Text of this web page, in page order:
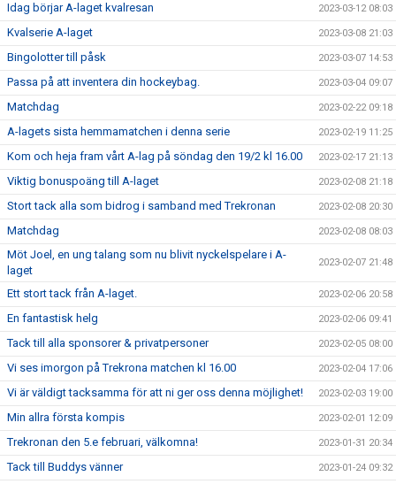
Idag börjar A-laget kvalresan 2023-03-12 08:03
Kvalserie A-laget 2023-03-08 21:03
Bingolotter till påsk 2023-03-07 14:53
Passa på att inventera din hockeybag. 2023-03-04 09:07
Matchdag 2023-02-22 09:18
A-lagets sista hemmamatchen i denna serie 2023-02-19 11:25
Kom och heja fram vårt A-lag på söndag den 19/2 kl 16.00 2023-02-17 21:13
Viktig bonuspoäng till A-laget 2023-02-08 21:18
Stort tack alla som bidrog i samband med Trekronan 2023-02-08 20:30
Matchdag 2023-02-08 08:03
Möt Joel, en ung talang som nu blivit nyckelspelare i A-
laget
2023-02-07 21:48
Ett stort tack från A-laget. 2023-02-06 20:58
En fantastisk helg 2023-02-06 09:41
Tack till alla sponsorer & privatpersoner 2023-02-05 08:00
Vi ses imorgon på Trekrona matchen kl 16.00 2023-02-04 17:06
Vi är väldigt tacksamma för att ni ger oss denna möjlighet! 2023-02-03 19:00
Min allra första kompis 2023-02-01 12:09
Trekronan den 5.e februari, välkomna! 2023-01-31 20:34
Tack till Buddys vänner 2023-01-24 09:32